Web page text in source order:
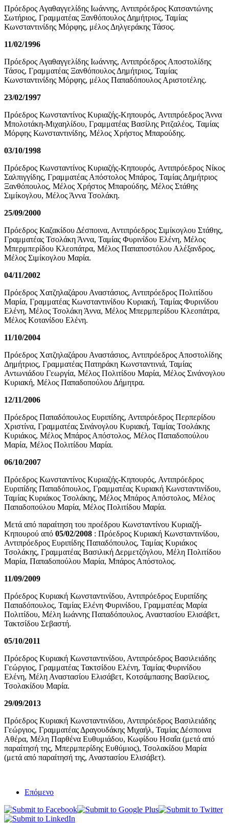
Πρόεδρος Αγαθαγγελίδης Ιωάννης, Αντιπρόεδρος Κατσαντώνης
Σωτήριος, Γραμματέας Ξανθόπουλος Δημήτριος, Ταμίας
Κωνσταντινίδης Μόρφης, μέλος Δηλγεράκης Τάσος.
11/02/1996
Πρόεδρος Αγαθαγγελίδης Ιωάννης, Αντιπρόεδρος Αποστολίδης
Τάσος, Γραμματέας Ξανθόπουλος Δημήτριος, Ταμίας
Κωνσταντινίδης Μόρφης, μέλος Παπαδόπουλος Αριστοτέλης.
23/02/1997
Πρόεδρος Κωνσταντίνος Κυριαζής-Κηπουρός, Αντιπρόεδρος Άννα
Μπολοτάκη-Μιχαηλίδου, Γραμματέας Βασίλης Ριτζαλέος, Ταμίας
Μόρφης Κωνσταντινίδης, Μέλος Χρήστος Μπαρούδης.
03/10/1998
Πρόεδρος Κωνσταντίνος Κυριαζής-Κηπουρός, Αντιπρόεδρος Νίκος
Σαλπιγγίδης, Γραμματέας Απόστολος Μπάρος, Ταμίας Δημήτριος
Ξανθόπουλος, Μέλος Χρήστος Μπαρούδης, Μέλος Στάθης
Σιμίκογλου, Μέλος Άννα Τσολάκη.
25/09/2000
Πρόεδρος Καζακίδου Δέσποινα, Αντιπρόεδρος Σιμίκογλου Στάθης,
Γραμματέας Τσολάκη Άννα, Ταμίας Φυρινίδου Ελένη, Μέλος
Μπερμπερίδου Κλεοπάτρα, Μέλος Παπαποστόλου Αλέξανδρος,
Μέλος Σιμίκογλου Μαρία.
04/11/2002
Πρόεδρος Χατζηλαζάρου Αναστάσιος, Αντιπρόεδρος Πολιτίδου
Μαρία, Γραμματέας Κωνσταντινίδου Κυριακή, Ταμίας Φυρινίδου
Ελένη, Μέλος Τσολάκη Άννα, Μέλος Μπερμπερίδου Κλεοπάτρα,
Μέλος Κοτανίδου Ελένη.
11/10/2004
Πρόεδρος Χατζηλαζάρου Αναστάσιος, Αντιπρόεδρος Αποστολίδης
Δημήτριος, Γραμματέας Πατηράκη Κωνσταντινιά, Ταμίας
Αντωνιάδου Γεωργία, Μέλος Πολιτίδου Μαρία, Μέλος Σινάνογλου
Κυριακή, Μέλος Παπαδοπούλου Δήμητρα.
12/11/2006
Πρόεδρος Παπαδόπουλος Ευριπίδης, Αντιπρόεδρος Περπερίδου
Χριστίνα, Γραμματέας Σινάνογλου Κυριακή, Ταμίας Τσολάκης
Κυριάκος, Μέλος Μπάρος Απόστολος, Μέλος Παπαδοπούλου
Μαρία, Μέλος Πολιτίδου Μαρία.
06/10/2007
Πρόεδρος Κωνσταντίνος Κυριαζής-Κηπουρός, Αντιπρόεδρος
Ευριπίδης Παπαδόπουλος, Γραμματέας Κυριακή Κωνσταντινίδου,
Ταμίας Κυριάκος Τσολάκης, Μέλος Μπάρος Απόστολος, Μέλος
Παπαδοπούλου Μαρία, Μέλος Πολιτίδου Μαρία.
Μετά από παραίτηση του προέδρου Κωνσταντίνου Κυριαζή-
Κηπουρού από 05/02/2008 : Πρόεδρος Κυριακή Κωνσταντινίδου,
Αντιπρόεδρος Ευριπίδης Παπαδόπουλος, Ταμίας Κυριάκος
Τσολάκης, Γραμματέας Βασιλική Δερμετζόγλου, Μέλη Πολιτίδου
Μαρία, Παπαδοπούλου Μαρία, Μπάρος Απόστολος.
11/09/2009
Πρόεδρος Κυριακή Κωνσταντινίδου, Αντιπρόεδρος Ευριπίδης
Παπαδόπουλος, Ταμίας Ελένη Φυρινίδου, Γραμματέας Μαρία
Πολιτίδου, Μέλη Ιωάννης Παπαδόπουλος, Αναστασίου Ελισάβετ,
Τακτσίδου Σεβαστή.
05/10/2011
Πρόεδρος Κυριακή Κωνσταντινίδου, Αντιπρόεδρος Βασιλειάδης
Γεώργιος, Γραμματέας Τακτσίδου Ελένη, Ταμίας Φυρινίδου
Ελένη, Μέλη Αναστασίου Ελισάβετ, Κοτσάμπασης Βασίλειος,
Τσολακίδου Μαρία.
29/09/2013
Πρόεδρος Κυριακή Κωνσταντινίδου, Αντιπρόεδρος Βασιλειάδης
Γεώργιος, Γραμματέας Δραγουδάκης Μιχαήλ, Ταμίας Δέσποινα
Αθέρα, Μέλη Παρθένα Ευθυμιάδου, Κωφίδου Ησαΐα (μετά από
παραίτησή της, Μπερμπερίδης Ευθύμιος), Τσολακίδου Μαρία
(μετά από παραίτησή της, Αναστασίου Ελισάβετ).
Επόμενο